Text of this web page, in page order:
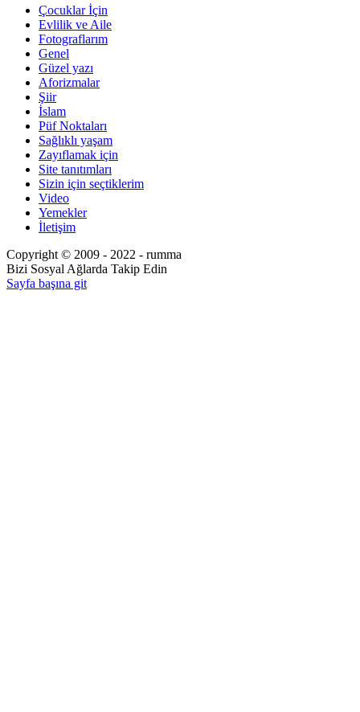
Çocuklar İçin
Evlilik ve Aile
Fotograflarım
Genel
Güzel yazı
Aforizmalar
Şiir
İslam
Püf Noktaları
Sağlıklı yaşam
Zayıflamak için
Site tanıtımları
Sizin için seçtiklerim
Video
Yemekler
İletişim
Copyright © 2009 - 2022 - rumma
Bizi Sosyal Ağlarda Takip Edin
Sayfa başına git